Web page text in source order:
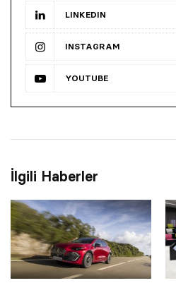
LINKEDIN
INSTAGRAM
YOUTUBE
İlgili Haberler